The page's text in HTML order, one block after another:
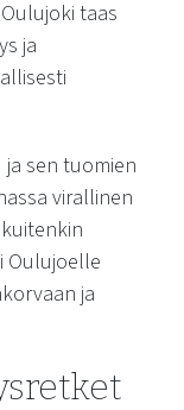
taas
ja
ja sen tuomien
virallinen
Oulujoelle
ja